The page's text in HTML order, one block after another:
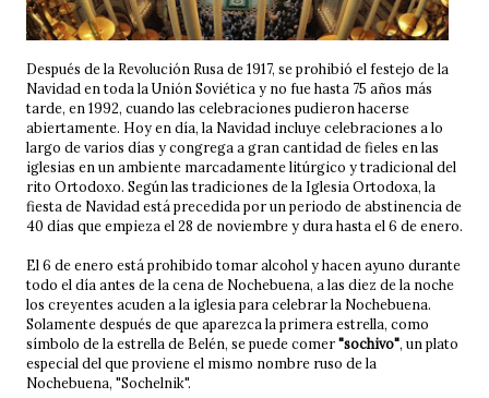
Después de la Revolución Rusa de 1917, se prohibió el festejo de la
Navidad en toda la Unión Soviética y no fue hasta 75 años más
tarde, en 1992, cuando las celebraciones pudieron hacerse
abiertamente. Hoy en día, la Navidad incluye celebraciones a lo
largo de varios días y congrega a gran cantidad de fieles en las
iglesias en un ambiente marcadamente litúrgico y tradicional del
rito Ortodoxo. Según las tradiciones de la Iglesia Ortodoxa, la
fiesta de Navidad está precedida por un periodo de abstinencia de
40 días que empieza el 28 de noviembre y dura hasta el 6 de enero.
El 6 de enero está prohibido tomar alcohol y hacen ayuno durante
todo el día antes de la cena de Nochebuena, a las diez de la noche
los creyentes acuden a la iglesia para celebrar la Nochebuena.
Solamente después de que aparezca la primera estrella, como
símbolo de la estrella de Belén, se puede comer"sochivo", un plato
especial del que proviene el mismo nombre ruso de la
Nochebuena, "Sochelnik".